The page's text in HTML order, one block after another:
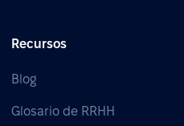
Recursos
Blog
Glosario de RRHH